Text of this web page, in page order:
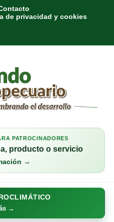
de privacidad y cookies
PATROCINADORES
producto o servicio
→
→